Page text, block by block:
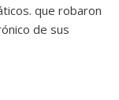
que robaron
de sus